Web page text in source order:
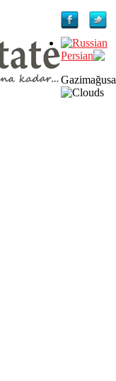
Gazimağusa